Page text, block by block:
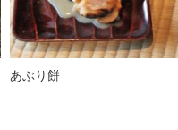
あぶり餅